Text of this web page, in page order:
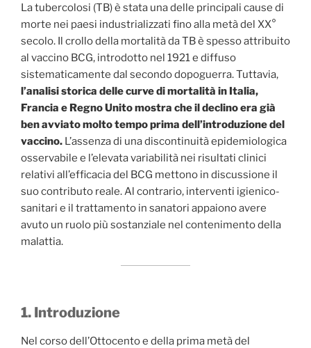
La tubercolosi (TB) è stata una delle principali cause di
morte nei paesi industrializzati fino alla metà del XX°
secolo. Il crollo della mortalità da TB è spesso attribuito
al vaccino BCG, introdotto nel 1921 e diffuso
sistematicamente dal secondo dopoguerra. Tuttavia,
l’analisi storica delle curve di mortalità in Italia,
Francia e Regno Unito mostra che il declino era già
ben avviato molto tempo prima dell’introduzione del
vaccino. L’assenza di una discontinuità epidemiologica
osservabile e l’elevata variabilità nei risultati clinici
relativi all’efficacia del BCG mettono in discussione il
suo contributo reale. Al contrario, interventi igienico-
sanitari e il trattamento in sanatori appaiono avere
avuto un ruolo più sostanziale nel contenimento della
malattia.
1. Introduzione
Nel corso dell’Ottocento e della prima metà del